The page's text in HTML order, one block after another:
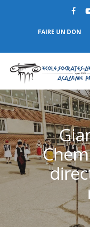
FAIRE UN DON
Hit enter to